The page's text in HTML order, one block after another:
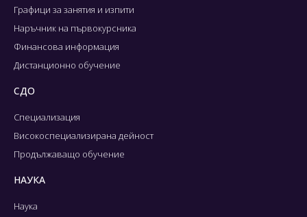
Графици за занятия и изпити
Наръчник на първокурсника
Финансова информация
Дистанционно обучение
СДО
Специализация
Високоспециализирана дейност
Продължаващо обучение
НАУКА
Наука